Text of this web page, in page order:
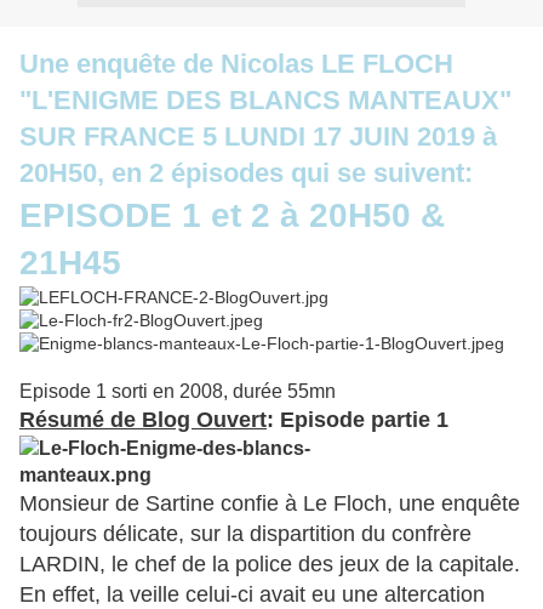
Une enquête de Nicolas LE FLOCH
"L'ENIGME DES BLANCS MANTEAUX"
SUR FRANCE 5 LUNDI 17 JUIN 2019 à
20H50, en 2 épisodes qui se suivent:
EPISODE 1 et 2 à 20H50 &
21H45
Episode 1 sorti en 2008, durée 55mn
Résumé de Blog Ouvert: Episode partie 1
Monsieur de Sartine confie à Le Floch, une enquête
toujours délicate, sur la dispartition du confrère
LARDIN, le chef de la police des jeux de la capitale.
En effet, la veille celui-ci avait eu une altercation